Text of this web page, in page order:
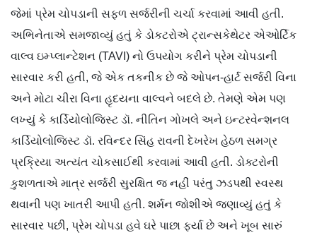
જેમાં પ્રેમ ચોપડાની સફળ સર્જરીની ચર્ચા કરવામાં આવી હતી.
અભિનેતાએ સમજાવ્યું હતું કે ડોકટરોએ ટ્રાન્સકેથેટર એઓર્ટિક
વાલ્વ ઇમ્પ્લાન્ટેશન (TAVI) નો ઉપયોગ કરીને પ્રેમ ચોપડાની
સારવાર કરી હતી, જે એક તકનીક છે જે ઓપન-હાર્ટ સર્જરી વિના
અને મોટા ચીરા વિના હૃદયના વાલ્વને બદલે છે. તેમણે એમ પણ
લખ્યું કે કાર્ડિયોલોજિસ્ટ ડૉ. નીતિન ગોખલે અને ઇન્ટરવેન્શનલ
કાર્ડિયોલોજિસ્ટ ડૉ. રવિન્દર સિંહ રાવની દેખરેખ હેઠળ સમગ્ર
પ્રક્રિયા અત્યંત ચોકસાઈથી કરવામાં આવી હતી. ડોક્ટરોની
કુશળતાએ માત્ર સર્જરી સુરક્ષિત જ નહીં પરંતુ ઝડપથી સ્વસ્થ
થવાની પણ ખાતરી આપી હતી. શર્મન જોશીએ જણાવ્યું હતું કે
સારવાર પછી, પ્રેમ ચોપડા હવે ઘરે પાછા ફર્યા છે અને ખૂબ સારું